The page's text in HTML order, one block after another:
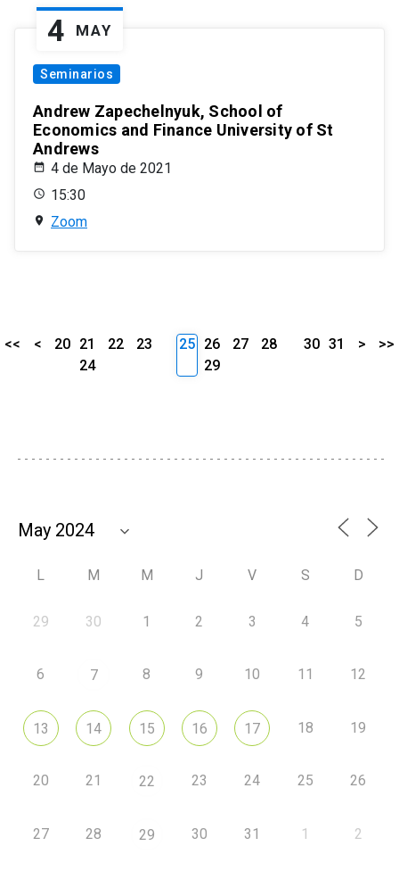
4 MAY
Seminarios
Andrew Zapechelnyuk, School of
Economics and Finance University of St
Andrews
4 de Mayo de 2021
15:30
Zoom
<< < 20 21 22
23
24
25 26 27
28
29
30 31 > >>
L M M J V S D
29 30 1 2 3 4 5
6 7 8 9 10 11 12
13 14 15 16 17 18 19
20 21 22 23 24 25 26
27 28 29 30 31 1 2